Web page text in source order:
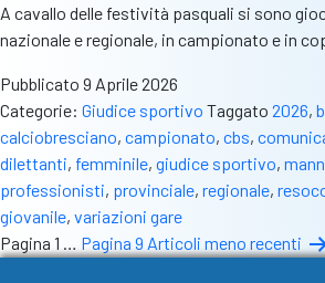
A cavallo delle festività pasquali si sono
nazionale e regionale, in campionato e in
Pubblicato 9 Aprile 2026
Categorie: Giudice sportivo Taggato 2026,
calciobresciano, campionato, cbs,
dilettanti, femminile, giudice sportivo,
professionisti, provinciale, regionale,
giovanile, variazioni gare
Paginazione
Pagina 1 Pagina 9 Articoli meno recenti